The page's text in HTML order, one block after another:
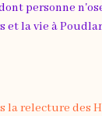
personne
et la vie à
la relecture des